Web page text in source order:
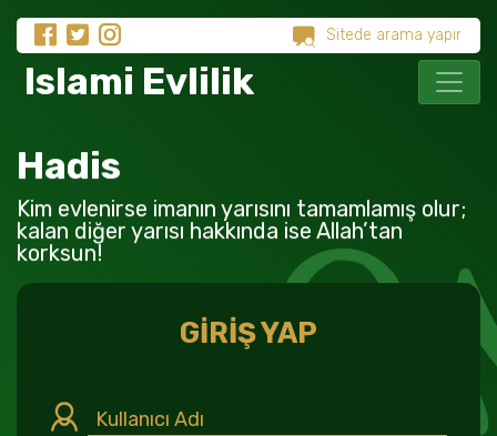
Islami Evlilik
Hadis
Kim evlenirse imanın yarısını tamamlamış olur;
kalan diğer yarısı hakkında ise Allah’tan
korksun!
GİRİŞ YAP